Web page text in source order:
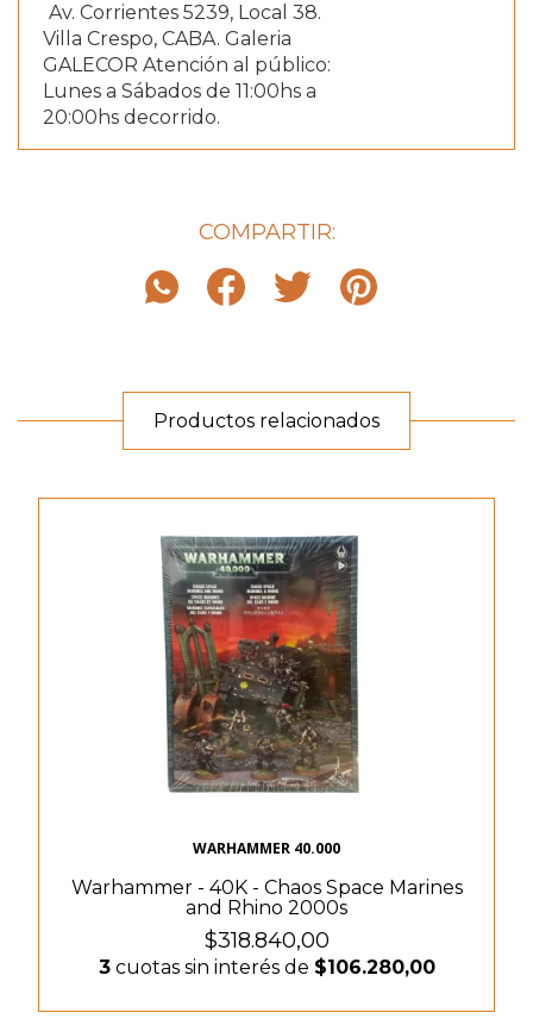
Av. Corrientes 5239, Local 38.
Villa Crespo, CABA. Galeria
GALECOR Atención al público:
Lunes a Sábados de 11:00hs a
20:00hs decorrido.
COMPARTIR:
Productos relacionados
WARHAMMER 40.000
Warhammer - 40K - Chaos Space Marines
and Rhino 2000s
$318.840,00
3cuotas sin interés de $106.280,00